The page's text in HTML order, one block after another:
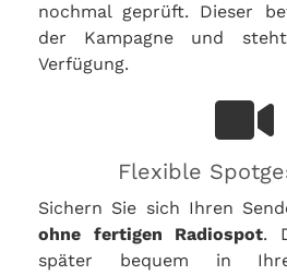
nochmal geprüft. Dieser
der Kampagne und
Verfügung.
Flexible
Sichern Sie sich Ihren
ohne fertigen Radiospot.
später bequem in